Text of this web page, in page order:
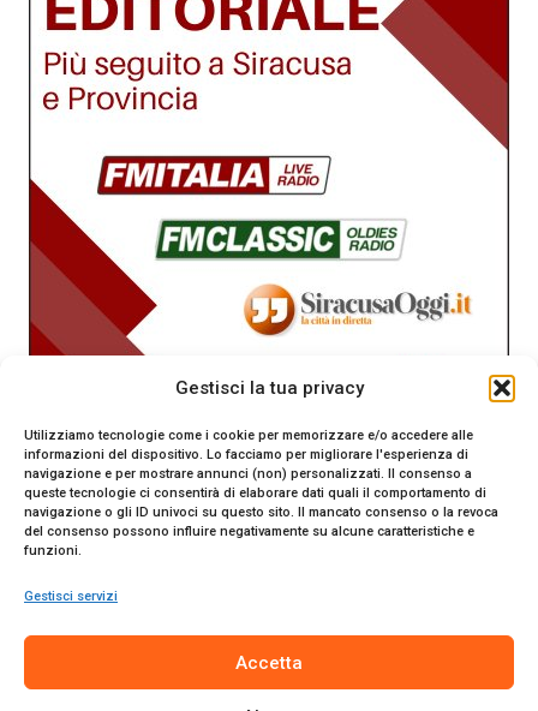
Gestisci la tua privacy
Utilizziamo tecnologie come i cookie per memorizzare e/o accedere alle
informazioni del dispositivo. Lo facciamo per migliorare l'esperienza di
navigazione e per mostrare annunci (non) personalizzati. Il consenso a
queste tecnologie ci consentirà di elaborare dati quali il comportamento di
navigazione o gli ID univoci su questo sito. Il mancato consenso o la revoca
del consenso possono influire negativamente su alcune caratteristiche e
funzioni.
Gestisci servizi
Accetta
Tribunale di Siracusa. Direttore responsabile Gianni Catania.